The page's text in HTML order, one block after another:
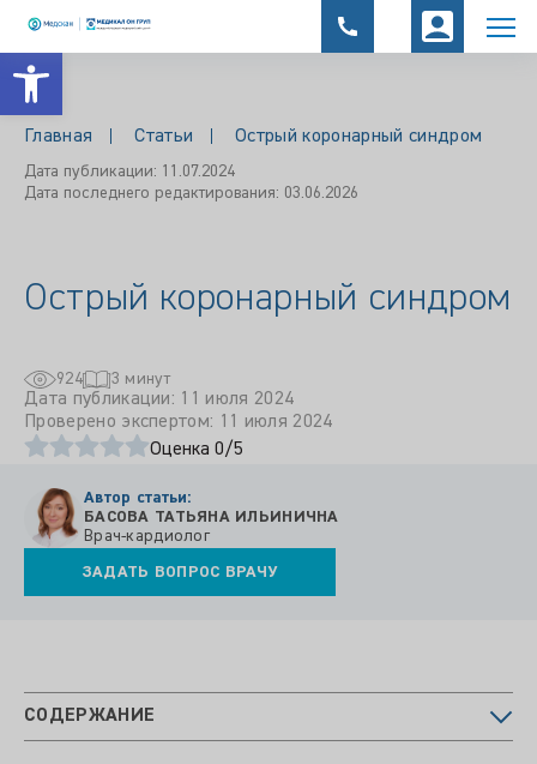
Открыть панель инструментов
Главная Статьи Острый коронарный синдром
Дата публикации: 11.07.2024
Дата последнего редактирования: 03.06.2026
Острый коронарный синдром
924 3 минут
Дата публикации: 11 июля 2024
Проверено экспертом: 11 июля 2024
Оценка 0/5
Автор статьи:
БАСОВА ТАТЬЯНА ИЛЬИНИЧНА
Врач-кардиолог
ЗАДАТЬ ВОПРОС ВРАЧУ
СОДЕРЖАНИЕ